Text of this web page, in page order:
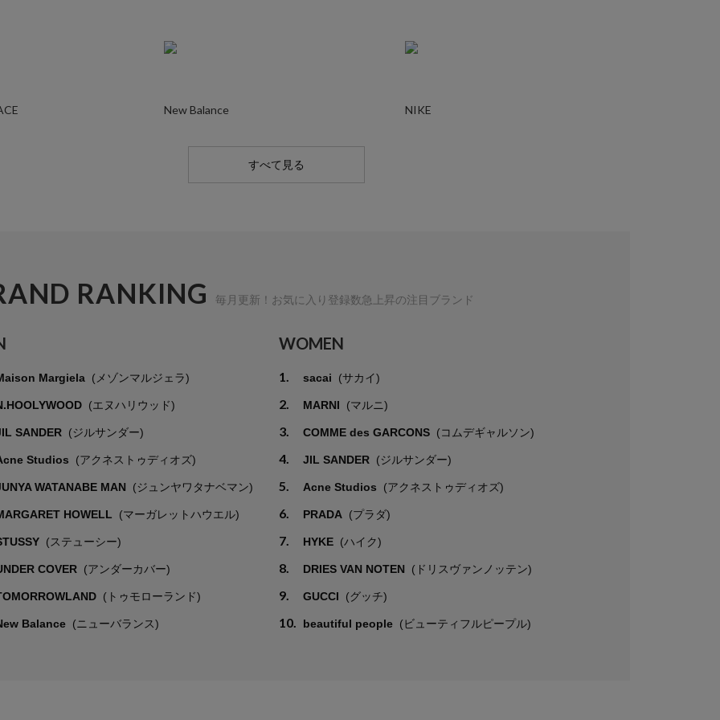
New Balance NIKE
すべて見る
RANKING 毎月更新！お気に入り登録数急上昇の注目ブランド
Margiela (メゾンマルジェラ)
(エヌハリウッド)
SANDER (ジルサンダー)
Studios (アクネストゥディオズ)
WATANABE MAN (ジュンヤワタナベマン)
HOWELL (マーガレットハウエル)
(ステューシー)
COVER (アンダーカバー)
(トゥモローランド)
Balance (ニューバランス)
WOMEN
1. sacai (サカイ)
2. MARNI (マルニ)
3. COMME des GARCONS (コムデギャルソン)
4. JIL SANDER (ジルサンダー)
5. Acne Studios (アクネストゥディオズ)
6. PRADA (プラダ)
7. HYKE (ハイク)
8. DRIES VAN NOTEN (ドリスヴァンノッテン)
9. GUCCI (グッチ)
10. beautiful people (ビューティフルピープル)